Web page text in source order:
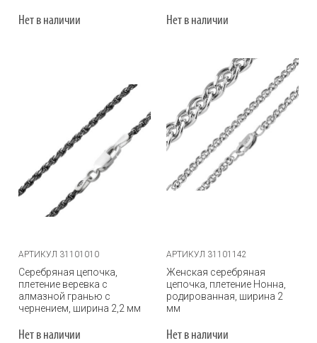
Нет в наличии Нет в наличии
АРТИКУЛ 31101010
Серебряная цепочка,
плетение веревка с
алмазной гранью с
чернением, ширина 2,2 мм
Нет в наличии
АРТИКУЛ 31101142
Женская серебряная
цепочка, плетение Нонна,
родированная, ширина 2
мм
Нет в наличии